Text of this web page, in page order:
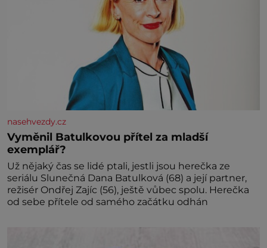
nasehvezdy.cz
Vyměnil Batulkovou přítel za mladší
exemplář?
Už nějaký čas se lidé ptali, jestli jsou herečka ze
seriálu Slunečná Dana Batulková (68) a její partner,
režisér Ondřej Zajíc (56), ještě vůbec spolu. Herečka
od sebe přítele od samého začátku odhán